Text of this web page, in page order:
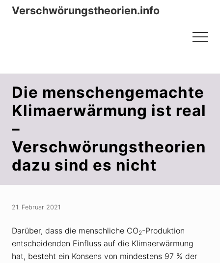
Menu
Zum
ZurVerschwörungstheorien.info
Menu
Die menschengemachte
Klimaerwärmung ist real
–
Verschwörungstheorien
dazu sind es nicht
21. Februar 2021
Darüber, dass die menschliche CO2-Produktion
entscheidenden Einfluss auf die Klimaerwärmung
hat, besteht ein Konsens von mindestens 97 % der